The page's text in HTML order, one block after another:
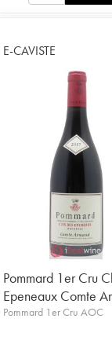
E-CAVISTE
Pommard 1er Cru
Epeneaux Comte
Pommard 1er Cru AOC